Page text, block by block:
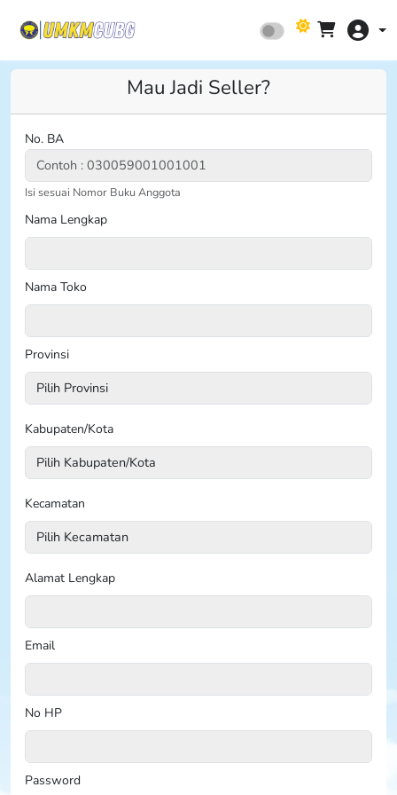
Mau Jadi Seller?
No. BA
Isi sesuai Nomor Buku Anggota
Nama Lengkap
Nama Toko
Provinsi
Kabupaten/Kota
Kecamatan
Alamat Lengkap
Email
No HP
Password